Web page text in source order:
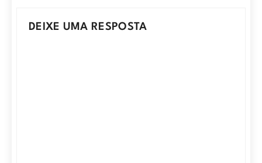
DEIXE UMA RESPOSTA